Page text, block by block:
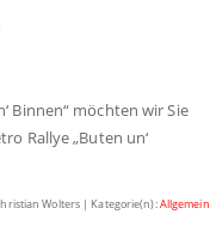
Binnen“ möchten wir Sie
Rallye „Buten un‘
Wolters | Kategorie(n):Allgemein